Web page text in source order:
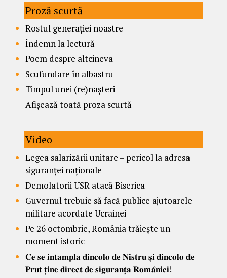
Proză scurtă
Rostul generației noastre
Îndemn la lectură
Poem despre altcineva
Scufundare în albastru
Timpul unei (re)nașteri
Afișează toată proza scurtă
Video
Legea salarizării unitare – pericol la adresa
siguranței naționale
Demolatorii USR atacă Biserica
Guvernul trebuie să facă publice ajutoarele
militare acordate Ucrainei
Pe 26 octombrie, România trăiește un
moment istoric
𝐂𝐞 𝐬𝐞 𝐢𝐧𝐭𝐚𝐦𝐩𝐥𝐚 𝐝𝐢𝐧𝐜𝐨𝐥𝐨 𝐝𝐞 𝐍𝐢𝐬𝐭𝐫𝐮 𝐬̦𝐢 𝐝𝐢𝐧𝐜𝐨𝐥𝐨 𝐝𝐞
𝐏𝐫𝐮𝐭 𝐭̦𝐢𝐧𝐞 𝐝𝐢𝐫𝐞𝐜𝐭 𝐝𝐞 𝐬𝐢𝐠𝐮𝐫𝐚𝐧𝐭̦𝐚 𝐑𝐨𝐦𝐚̂𝐧𝐢𝐞𝐢!